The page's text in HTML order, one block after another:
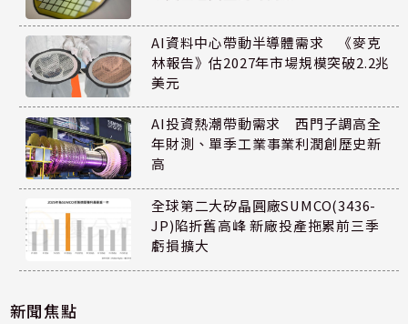
AI資料中心帶動半導體需求 《麥克
林報告》估2027年市場規模突破2.2兆
美元
AI投資熱潮帶動需求 西門子調高全
年財測、單季工業事業利潤創歷史新
高
全球第二大矽晶圓廠SUMCO(3436-
JP)陷折舊高峰 新廠投產拖累前三季
虧損擴大
新聞焦點